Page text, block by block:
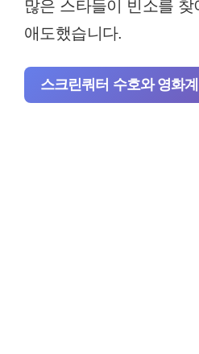
많은 스타들이 빈소를 찾
애도했습니다.
스크린쿼터 수호와 영화